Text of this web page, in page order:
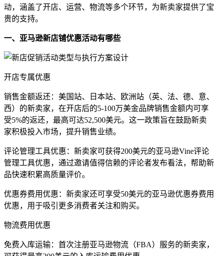
动，涵盖了开店、运营、物流等多个环节，为新卖家提供了宝
贵的支持。
一、亚马逊新店铺优惠活动有哪些
开店专属优惠
销售金额返还：美国站、日本站、欧洲站（英、法、德、意、
西）的新卖家，在开店后的5-100万美金品牌销售金额内可享
受5%的返还，最高可达52,500美元。这一政策旨在鼓励新卖
家积极投入市场，提升销售业绩。
评论管理工具优惠：新卖家可获得200美元的亚马逊Vine评论
管理工具优惠，通过邀请值得信赖的评论者发布看法，帮助新
品快速积累高质量评价。
优惠券费用优惠：新卖家还可享受50美元的亚马逊优惠券费用
优惠，用于吸引更多消费者关注和购买。
物流费用优惠
免费入库运输：首次注册亚马逊物流（FBA）服务的新卖家，